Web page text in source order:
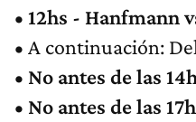
• 12hs - Hanfmann
• A continuación:
• No antes de las
• ⁠No antes de las